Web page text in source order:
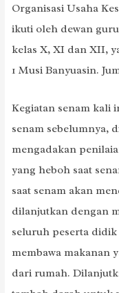
Organisasi Usaha
ikuti oleh dewan
kelas X, XI dan XII,
1 Musi Banyuasin.
Kegiatan senam kali
senam sebelumnya,
mengadakan
yang heboh saat
saat senam akan
dilanjutkan dengan
seluruh peserta
membawa makanan
dari rumah.